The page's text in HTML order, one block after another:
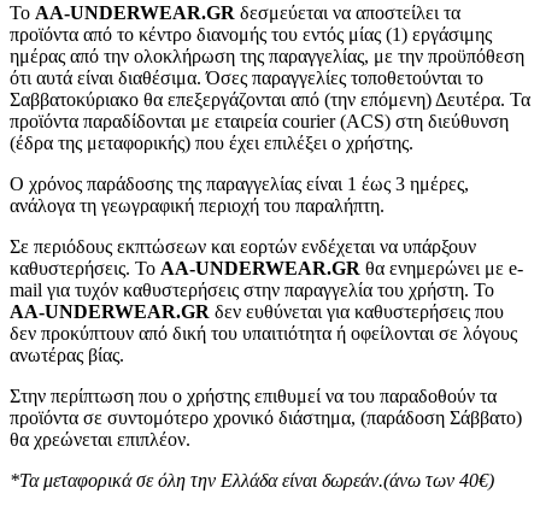
To AA-UNDERWEAR.GR δεσμεύεται να αποστείλει τα
προϊόντα από το κέντρο διανομής του εντός μίας (1) εργάσιμης
ημέρας από την ολοκλήρωση της παραγγελίας, με την προϋπόθεση
ότι αυτά είναι διαθέσιμα. Όσες παραγγελίες τοποθετούνται το
Σαββατοκύριακο θα επεξεργάζονται από (την επόμενη) Δευτέρα. Τα
προϊόντα παραδίδονται με εταιρεία courier (ACS) στη διεύθυνση
(έδρα της μεταφορικής) που έχει επιλέξει ο χρήστης.
Ο χρόνος παράδοσης της παραγγελίας είναι 1 έως 3 ημέρες,
ανάλογα τη γεωγραφική περιοχή του παραλήπτη.
Σε περιόδους εκπτώσεων και εορτών ενδέχεται να υπάρξουν
καθυστερήσεις. Το AA-UNDERWEAR.GR θα ενημερώνει με e-
mail για τυχόν καθυστερήσεις στην παραγγελία του χρήστη. Το
AA-UNDERWEAR.GR δεν ευθύνεται για καθυστερήσεις που
δεν προκύπτουν από δική του υπαιτιότητα ή οφείλονται σε λόγους
ανωτέρας βίας.
Στην περίπτωση που ο χρήστης επιθυμεί να του παραδοθούν τα
προϊόντα σε συντομότερο χρονικό διάστημα, (παράδοση Σάββατο)
θα χρεώνεται επιπλέον.
*Τα μεταφορικά σε όλη την Ελλάδα είναι δωρεάν.(άνω των 40€)